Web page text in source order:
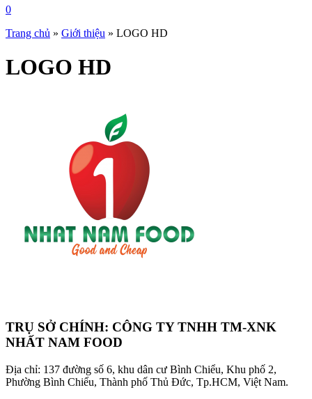
0
Trang chủ » Giới thiệu » LOGO HD
LOGO HD
TRỤ SỞ CHÍNH: CÔNG TY TNHH TM-XNK
NHẤT NAM FOOD
Địa chỉ: 137 đường số 6, khu dân cư Bình Chiểu, Khu phố 2,
Phường Bình Chiểu, Thành phố Thủ Đức, Tp.HCM, Việt Nam.